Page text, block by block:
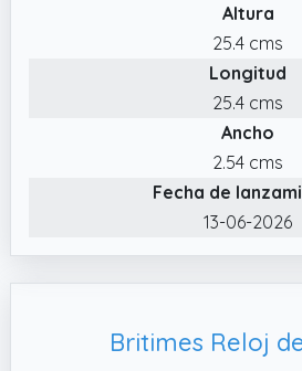
✔️ El reloj de pared funciona
que no están incluidas en el
✔️ Absolut einmalige,
Holzwerk Germany Wanduhr
Naturholz mit Hirsch Motiv
Hingucker!Die Wanduhr wirkt
herrlich elegant und fällt
Altura
25.4 cms
Longitud
25.4 cms
Ancho
2.54 cms
Fecha de
13-06-2026
Britimes Reloj